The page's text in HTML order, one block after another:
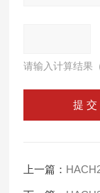
请输入计算结果
上一篇：